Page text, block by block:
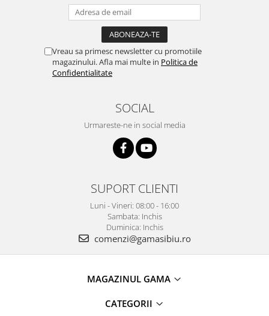
Vreau sa primesc newsletter cu promotiile
magazinului. Afla mai multe in Politica de
Confidentialitate
SOCIAL
Urmareste-ne in social media
SUPORT CLIENTI
Luni - Vineri: 08:00 - 16:00
Sambata: Inchis
Duminica: Inchis
comenzi@gamasibiu.ro
MAGAZINUL GAMA
CATEGORII